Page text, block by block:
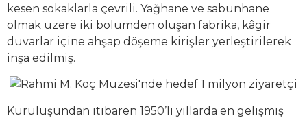
kesen sokaklarla çevrili. Yağhane ve sabunhane
olmak üzere iki bölümden oluşan fabrika, kâgir
duvarlar içine ahşap döşeme kirişler yerleştirilerek
inşa edilmiş.
Kuruluşundan itibaren 1950’li yıllarda en gelişmiş